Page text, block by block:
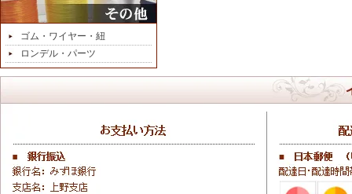
ゴム・ワイヤー・紐
ロンデル・パーツ